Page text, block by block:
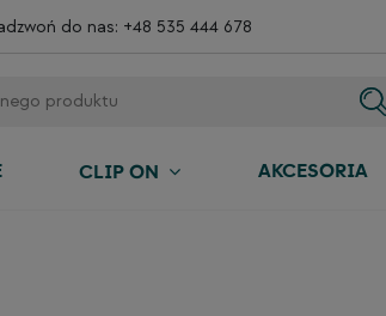
do nas: +48 535 444 678
CLIP ON AKCESORIA